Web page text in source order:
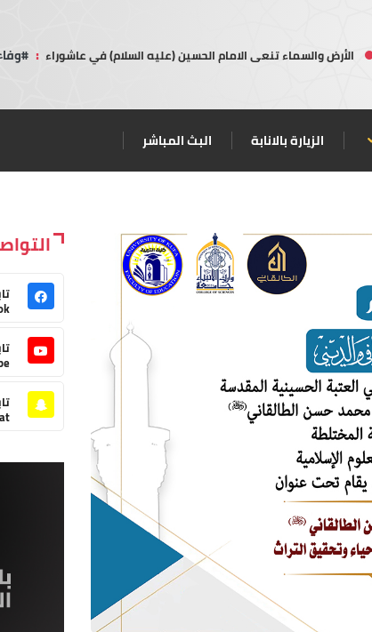
الأرض والسماء تنعى الامام الحسين (عليه السلام) في عاشوراء :
الزيارة بالانابة البث المباشر